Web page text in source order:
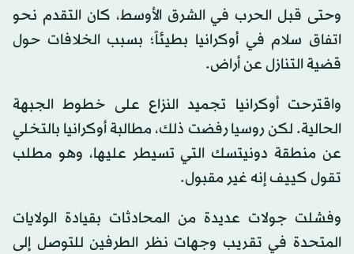
وحتى قبل الحرب في الشرق الأوسط، كان التقدم نحو
اتفاق سلام في أوكرانيا بطيئاً؛ بسبب الخلافات حول
قضية التنازل عن أراض.
واقترحت أوكرانيا تجميد النزاع على خطوط الجبهة
الحالية. لكن روسيا رفضت ذلك، مطالبة أوكرانيا بالتخلي
عن منطقة دونيتسك التي تسيطر عليها، وهو مطلب
تقول كييف إنه غير مقبول.
وفشلت جولات عديدة من المحادثات بقيادة الولايات
المتحدة في تقريب وجهات نظر الطرفين للتوصل إلى